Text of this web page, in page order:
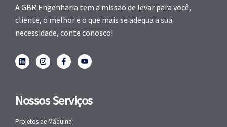
A GBR Engenharia tem a missão de levar para você,
cliente, o melhor e o que mais se adequa a sua
necessidade, conte conosco!
Nossos Serviços
Projetos de Máquina